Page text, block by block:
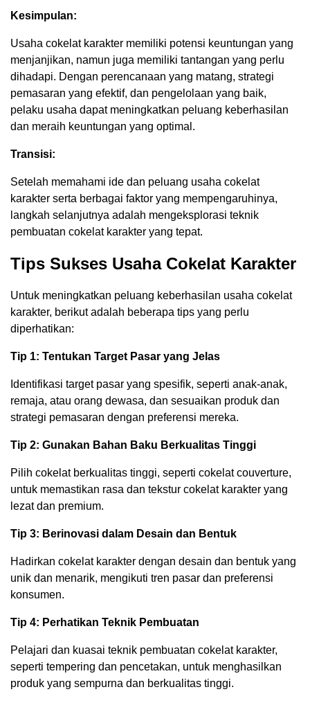
Kesimpulan:
Usaha cokelat karakter memiliki potensi keuntungan yang
menjanjikan, namun juga memiliki tantangan yang perlu
dihadapi. Dengan perencanaan yang matang, strategi
pemasaran yang efektif, dan pengelolaan yang baik,
pelaku usaha dapat meningkatkan peluang keberhasilan
dan meraih keuntungan yang optimal.
Transisi:
Setelah memahami ide dan peluang usaha cokelat
karakter serta berbagai faktor yang mempengaruhinya,
langkah selanjutnya adalah mengeksplorasi teknik
pembuatan cokelat karakter yang tepat.
Tips Sukses Usaha Cokelat Karakter
Untuk meningkatkan peluang keberhasilan usaha cokelat
karakter, berikut adalah beberapa tips yang perlu
diperhatikan:
Tip 1: Tentukan Target Pasar yang Jelas
Identifikasi target pasar yang spesifik, seperti anak-anak,
remaja, atau orang dewasa, dan sesuaikan produk dan
strategi pemasaran dengan preferensi mereka.
Tip 2: Gunakan Bahan Baku Berkualitas Tinggi
Pilih cokelat berkualitas tinggi, seperti cokelat couverture,
untuk memastikan rasa dan tekstur cokelat karakter yang
lezat dan premium.
Tip 3: Berinovasi dalam Desain dan Bentuk
Hadirkan cokelat karakter dengan desain dan bentuk yang
unik dan menarik, mengikuti tren pasar dan preferensi
konsumen.
Tip 4: Perhatikan Teknik Pembuatan
Pelajari dan kuasai teknik pembuatan cokelat karakter,
seperti tempering dan pencetakan, untuk menghasilkan
produk yang sempurna dan berkualitas tinggi.